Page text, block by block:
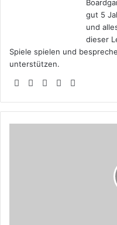
gut 5
und
dieser
Spiele spielen und
unterstützen.
Webseite
Facebook
X YouTube